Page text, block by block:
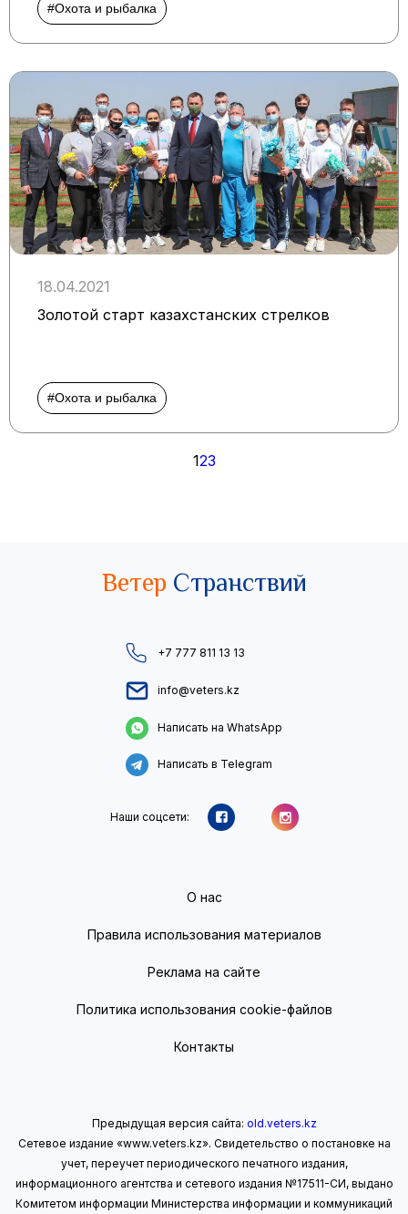
#Охота и рыбалка
18.04.2021
Золотой старт казахстанских стрелков
#Охота и рыбалка
123
Ветер Странствий
+7 777 811 13 13
info@veters.kz
Написать на WhatsApp
Написать в Telegram
Наши соцсети:
О нас
Правила использования материалов
Реклама на сайте
Политика использования cookie-файлов
Контакты
Предыдущая версия сайта: old.veters.kz
Сетевое издание «www.veters.kz». Свидетельство о постановке на
учет, переучет периодического печатного издания,
информационного агентства и сетевого издания №17511-СИ, выдано
Комитетом информации Министерства информации и коммуникаций